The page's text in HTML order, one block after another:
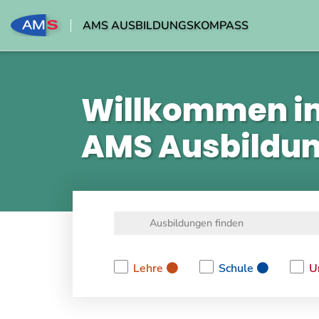
AMS AUSBILDUNGSKOMPASS
Willkommen
AMS
Lehre
Schule